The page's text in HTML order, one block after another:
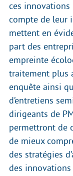
ces innovations
compte de leur
mettent en
part des
empreinte
traitement plus
enquête ainsi
d’entretiens
dirigeants de
permettront de
de mieux
des stratégies
des innovations